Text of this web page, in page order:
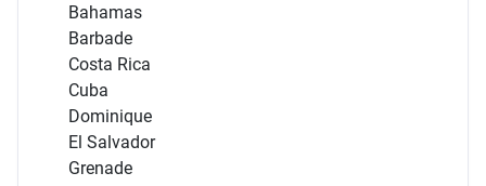
Bahamas
Barbade
Costa Rica
Cuba
Dominique
El Salvador
Grenade